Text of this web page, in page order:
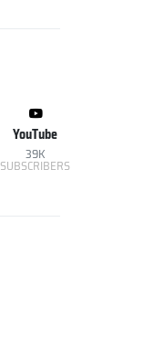
YouTube
39K
SUBSCRIBERS